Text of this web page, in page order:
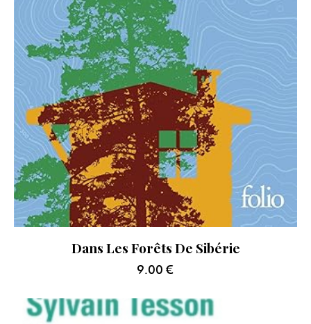
Dans Les Forêts De Sibérie
9.00 €